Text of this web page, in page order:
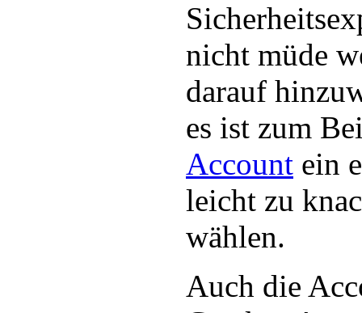
nicht müde
darauf
es ist zum
Account ein
leicht zu
wählen.
Auch die